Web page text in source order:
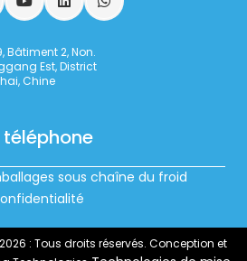
YouTubeLinkedInWhatsApp
Bâtiment 2, Non.
Est, District
Chine
sous chaîne du froid
: Tous droits réservés. Conception et